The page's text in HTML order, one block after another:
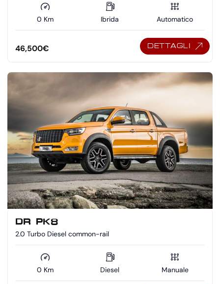
0 Km Ibrida Automatico
46,500€ DETTAGLI
DR PK8
2.0 Turbo Diesel common-rail
0 Km Diesel Manuale